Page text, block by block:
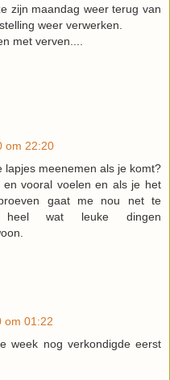
zijn maandag weer terug van
weer verwerken.
met verven....
om 22:20
lapjes meenemen als je komt?
vooral voelen en als je het
gaat me nou net te
heel wat leuke dingen
om 01:22
week nog verkondigde eerst